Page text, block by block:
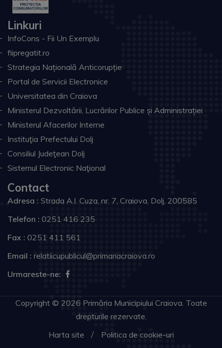
Linkuri
InfoCons - Fii Un Exemplu
fiipregatit.ro
Strategia Națională Anticorupție
Portal de Servicii Electronice
Universitatea din Craiova
Ministerul Dezvoltării, Lucrărilor Publice și Administrației
Ministerul Afacerilor Interne
Instituţia Prefectului Dolj
Consiliul Judeţean Dolj
Sistemul Electronic Naţional
Contact
Adresa : Strada A.I. Cuza, nr. 7, Craiova, Dolj, 200585
Telefon : 0251 416 235
Fax : 0251 411 561
Email : relatiicupublicul@primariacraiova.ro
Urmareste-ne:
Copyright © 2026 Primăria Municipiului Craiova. Toate
drepturile rezervate.
Harta site
Politica de cookie-uri